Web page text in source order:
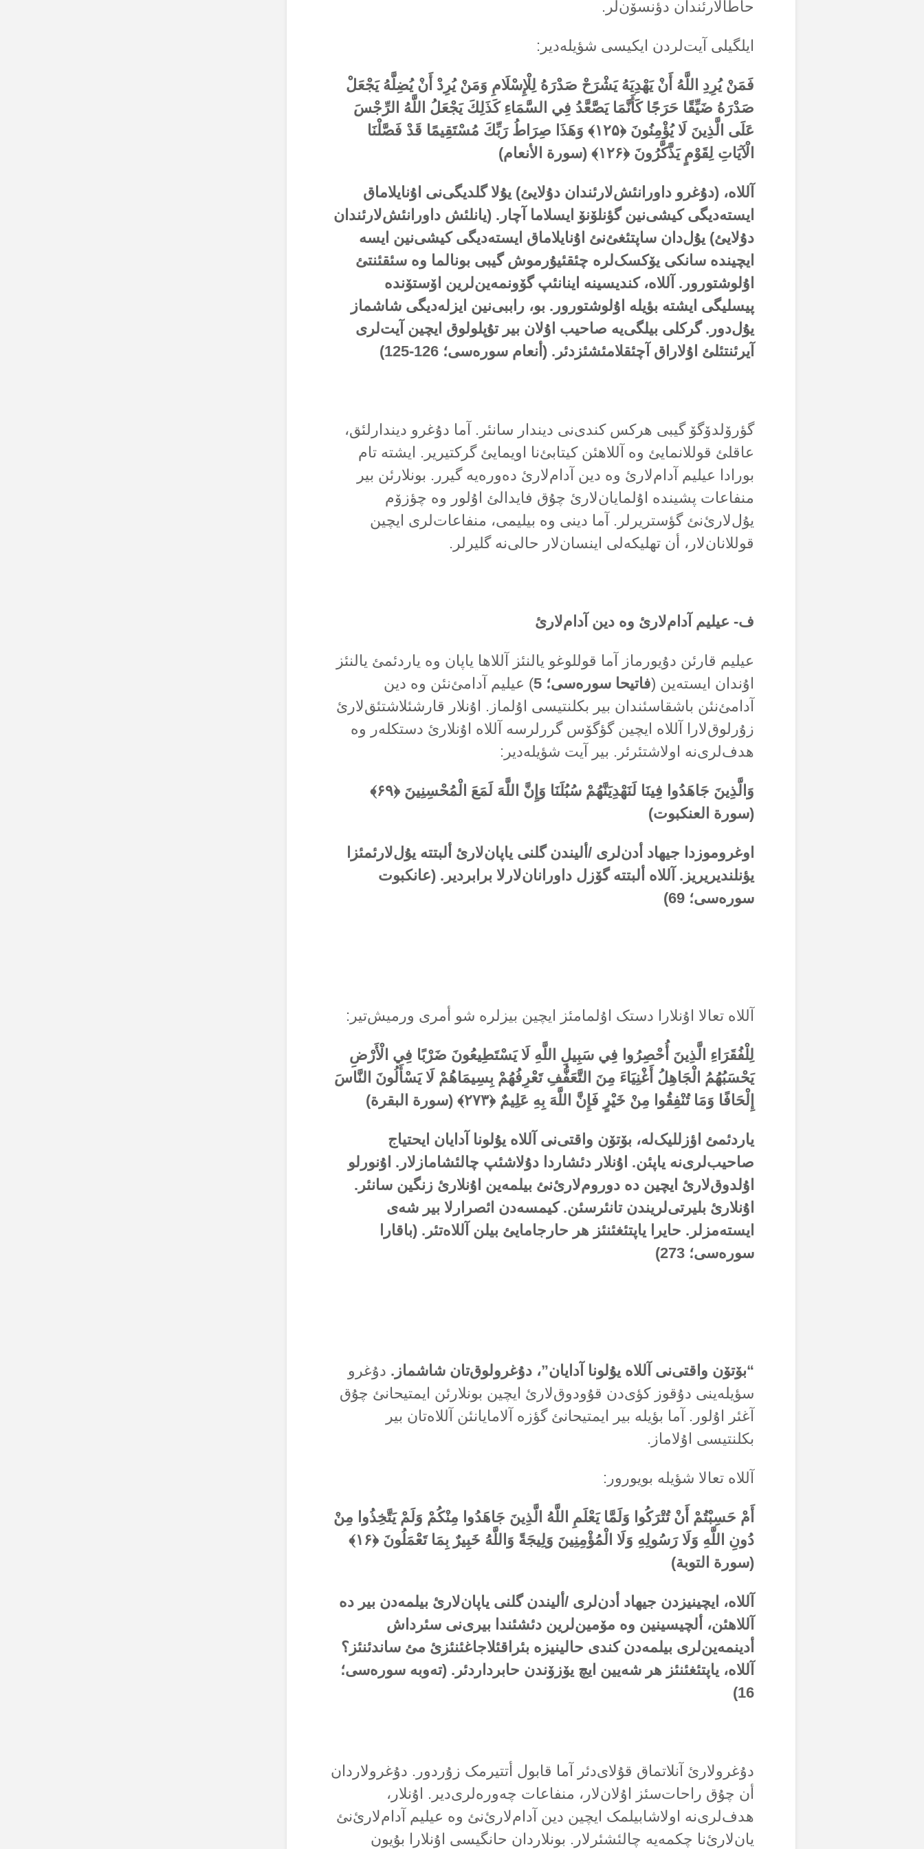
حاطالارئندان دؤنسۆن‌لر.
ایلگیلی آیت‌لردن ایکیسی شؤیلەدیر:
فَمَنْ يُرِدِ اللَّهُ أَنْ يَهْدِيَهُ يَشْرَحْ صَدْرَهُ لِلْإِسْلَامِ وَمَنْ يُرِدْ أَنْ يُضِلَّهُ يَجْعَلْ
صَدْرَهُ ضَيِّقًا حَرَجًا كَأَنَّمَا يَصَّعَّدُ فِي السَّمَاءِ كَذَلِكَ يَجْعَلُ اللَّهُ الرِّجْسَ
عَلَى الَّذِينَ لَا يُؤْمِنُونَ
﴿۱۲۵﴾ وَهَذَا صِرَاطُ رَبِّكَ مُسْتَقِيمًا قَدْ فَصَّلْنَا
الْآيَاتِ لِقَوْمٍ يَذَّكَّرُونَ ﴿۱۲۶﴾ (سورة الأنعام)
آللاە، (دۇغرو داورانئش‌لارئندان دۇلایئ) یۇلا گلدیگی‌نی اۇنایلاماق
ایستەدیگی کیشی‌نین گؤنلۆنۆ ایسلاما آچار. (یانلئش داورانئش‌لارئندان
دۇلایئ) یۇل‌دان ساپتئغئ‌نئ اۇنایلاماق ایستەدیگی کیشی‌نین ایسە
ایچیندە سانکی یۆکسک‌لرە چئقئیۇرموش گیبی بونالما وە سئقئنتئ
اۇلوشتورور. آللاە، کندیسینە اینانئپ گۆونمەین‌لرین اۆستۆندە
پیسلیگی ایشتە بؤیلە اۇلوشتورور. بو، راببی‌نین ایزلەدیگی شاشماز
یۇل‌دور. گرکلی بیلگی‌یە صاحیب اۇلان بیر تۇپلولوق ایچین آیت‌لری
آیرئنتئلئ اۇلاراق آچئقلامئشئزدئر. (أنعام سورەسی؛ 126-125)
گؤرۆلدۆگۆ گیبی هرکس کندی‌نی دیندار سانئر. آما دۇغرو دیندارلئق،
عاقلئ قوللانمایئ وە آللاهئن کیتابئ‌نا اویمایئ گرکتیریر. ایشتە تام
بورادا عیلیم آدام‌لارئ وە دین آدام‌لارئ دەورەیە گیرر. بونلارئن بیر
منفاعات پشیندە اۇلمایان‌لارئ چۇق فایدالئ اۇلور وە چؤزۆم
یۇل‌لارئ‌نئ گؤستریرلر. آما دینی وە بیلیمی، منفاعات‌لری ایچین
قوللانان‌لار، أن تهلیکەلی اینسان‌لار حالی‌نە گلیرلر.
ف- عیلیم آدام‌لارئ وە دین آدام‌لارئ
عیلیم قارئن دۇیورماز آما قوللوغو یالنئز آللاها یاپان وە یاردئمئ یالنئز
اۇندان ایستەین (فاتیحا سورەسی؛ 5
) عیلیم آدامئ‌نئن وە دین
آدامئ‌نئن باشقاسئندان بیر بکلنتیسی اۇلماز. اۇنلار قارشئلاشتئق‌لارئ
زۇرلوق‌لارا آللاە ایچین گؤگۆس گررلرسە آللاە اۇنلارئ دستکلەر وە
هدف‌لری‌نە اولاشتئرئر. بیر آیت شؤیلەدیر:
وَالَّذِينَ جَاهَدُوا فِينَا لَنَهْدِيَنَّهُمْ سُبُلَنَا وَإِنَّ اللَّهَ لَمَعَ الْمُحْسِنِينَ
﴿۶۹﴾
(سورة العنکبوت)
اوغروموزدا جیهاد أدن‌لری /ألیندن گلنی یاپان‌لارئ ألبتتە یۇل‌لارئمئزا
یؤنلندیریریز. آللاە ألبتتە گۆزل داورانان‌لارلا برابردیر. (عانکبوت
سورەسی؛ 69)
آللاە تعالا اۇنلارا دستک اۇلمامئز ایچین بیزلرە شو أمری ورمیش‌تیر:
لِلْفُقَرَاءِ الَّذِينَ أُحْصِرُوا فِي سَبِيلِ اللَّهِ لَا يَسْتَطِيعُونَ ضَرْبًا فِي الْأَرْضِ
يَحْسَبُهُمُ الْجَاهِلُ أَغْنِيَاءَ مِنَ التَّعَفُّفِ تَعْرِفُهُمْ بِسِيمَاهُمْ لَا يَسْأَلُونَ النَّاسَ
إِلْحَافًا وَمَا تُنْفِقُوا مِنْ خَيْرٍ فَإِنَّ اللَّهَ بِهِ عَلِيمٌ ﴿۲۷۳﴾ (سورة البقرة)
یاردئمئ اؤزللیک‌لە، بۆتۆن واقتی‌نی آللاە یۇلونا آدایان ایحتیاج
صاحیب‌لری‌نە یاپئن. اۇنلار دئشاردا دۇلاشئپ چالئشامازلار. اۇنورلو
اۇلدوق‌لارئ ایچین دە دوروم‌لارئ‌نئ بیلمەین اۇنلارئ زنگین سانئر.
اۇنلارئ بلیرتی‌لریندن تانئرسئن. کیمسەدن ائصرارلا بیر شەی
ایستەمزلر. حایرا یاپتئغئنئز هر حارجامایئ بیلن آللاەتئر. (باقارا
سورەسی؛ 273)
“بۆتۆن واقتی‌نی آللاە یۇلونا آدایان”، دۇغرولوق‌تان شاشماز. دۇغرو
سؤیلەینی دۇقوز کؤی‌دن قۇودوق‌لارئ ایچین بونلارئن ایمتیحانئ چۇق
آغئر اۇلور. آما بؤیلە بیر ایمتیحانئ گؤزە آلامایانئن آللاەتان بیر
بکلنتیسی اۇلاماز.
آللاە تعالا شؤیلە بویورور:
أَمْ حَسِبْتُمْ أَنْ تُتْرَكُوا وَلَمَّا يَعْلَمِ اللَّهُ الَّذِينَ جَاهَدُوا مِنْكُمْ وَلَمْ يَتَّخِذُوا مِنْ
دُونِ اللَّهِ وَلَا رَسُولِهِ وَلَا الْمُؤْمِنِينَ وَلِيجَةً وَاللَّهُ خَبِيرٌ بِمَا تَعْمَلُونَ
﴿۱۶﴾
(سورة التوبة)
آللاە، ایچینیزدن جیهاد أدن‌لری /ألیندن گلنی یاپان‌لارئ بیلمەدن بیر دە
آللاهئن، ألچیسینین وە مۆمین‌لرین دئشئندا بیری‌نی سئرداش
أدینمەین‌لری بیلمەدن کندی حالینیزە بئراقئلاجاغئنئزئ مئ ساندئنئز؟
آللاە، یاپتئغئنئز هر شەیین ایچ یۆزۆندن حابرداردئر. (تەوبە سورەسی؛
16)
دۇغرولارئ آنلاتماق قۇلای‌دئر آما قابول أتتیرمک زۇردور. دۇغرولاردان
أن چۇق راحات‌سئز اۇلان‌لار، منفاعات چەورەلری‌دیر. اۇنلار،
هدف‌لری‌نە اولاشابیلمک ایچین دین آدام‌لارئ‌نئ وە عیلیم آدام‌لارئ‌نئ
یان‌لارئ‌نا چکمەیە چالئشئرلار. بونلاردان حانگیسی اۇنلارا بۇیون